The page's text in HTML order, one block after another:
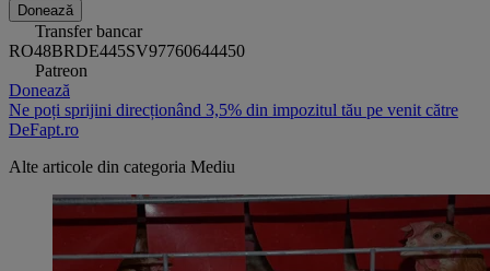
Donează
Transfer bancar
RO48BRDE445SV97760644450
Patreon
Donează
Ne poți sprijini direcționând 3,5% din impozitul tău pe venit către
DeFapt.ro
Alte articole din categoria Mediu